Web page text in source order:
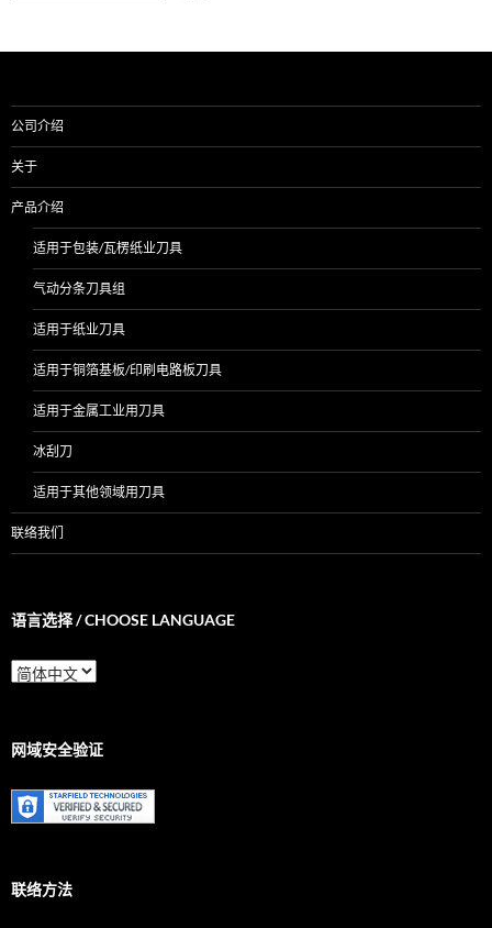
公司介绍
关于
产品介绍
适用于包装/瓦楞纸业刀具
气动分条刀具组
适用于纸业刀具
适用于铜箔基板/印刷电路板刀具
适用于金属工业用刀具
冰刮刀
适用于其他领域用刀具
联络我们
语言选择 / CHOOSE LANGUAGE
语
言
/
Language
网域安全验证
联络方法